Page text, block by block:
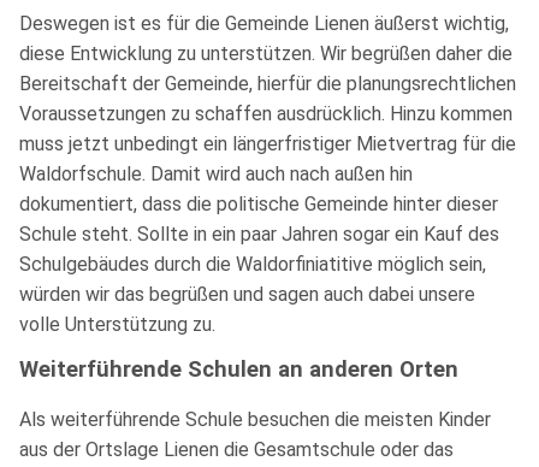
Deswegen ist es für die Gemeinde Lienen äußerst wichtig,
diese Entwicklung zu unterstützen. Wir begrüßen daher die
Bereitschaft der Gemeinde, hierfür die planungsrechtlichen
Voraussetzungen zu schaffen ausdrücklich. Hinzu kommen
muss jetzt unbedingt ein längerfristiger Mietvertrag für die
Waldorfschule. Damit wird auch nach außen hin
dokumentiert, dass die politische Gemeinde hinter dieser
Schule steht. Sollte in ein paar Jahren sogar ein Kauf des
Schulgebäudes durch die Waldorfiniatitive möglich sein,
würden wir das begrüßen und sagen auch dabei unsere
volle Unterstützung zu.
Weiterführende Schulen an anderen Orten
Als weiterführende Schule besuchen die meisten Kinder
aus der Ortslage Lienen die Gesamtschule oder das